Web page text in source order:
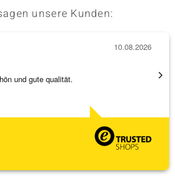
unsere Kunden:
und gute qualität.
10.08.2026
sehr